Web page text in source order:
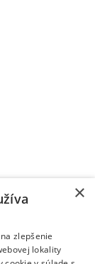
×
zlepšenie
lokality